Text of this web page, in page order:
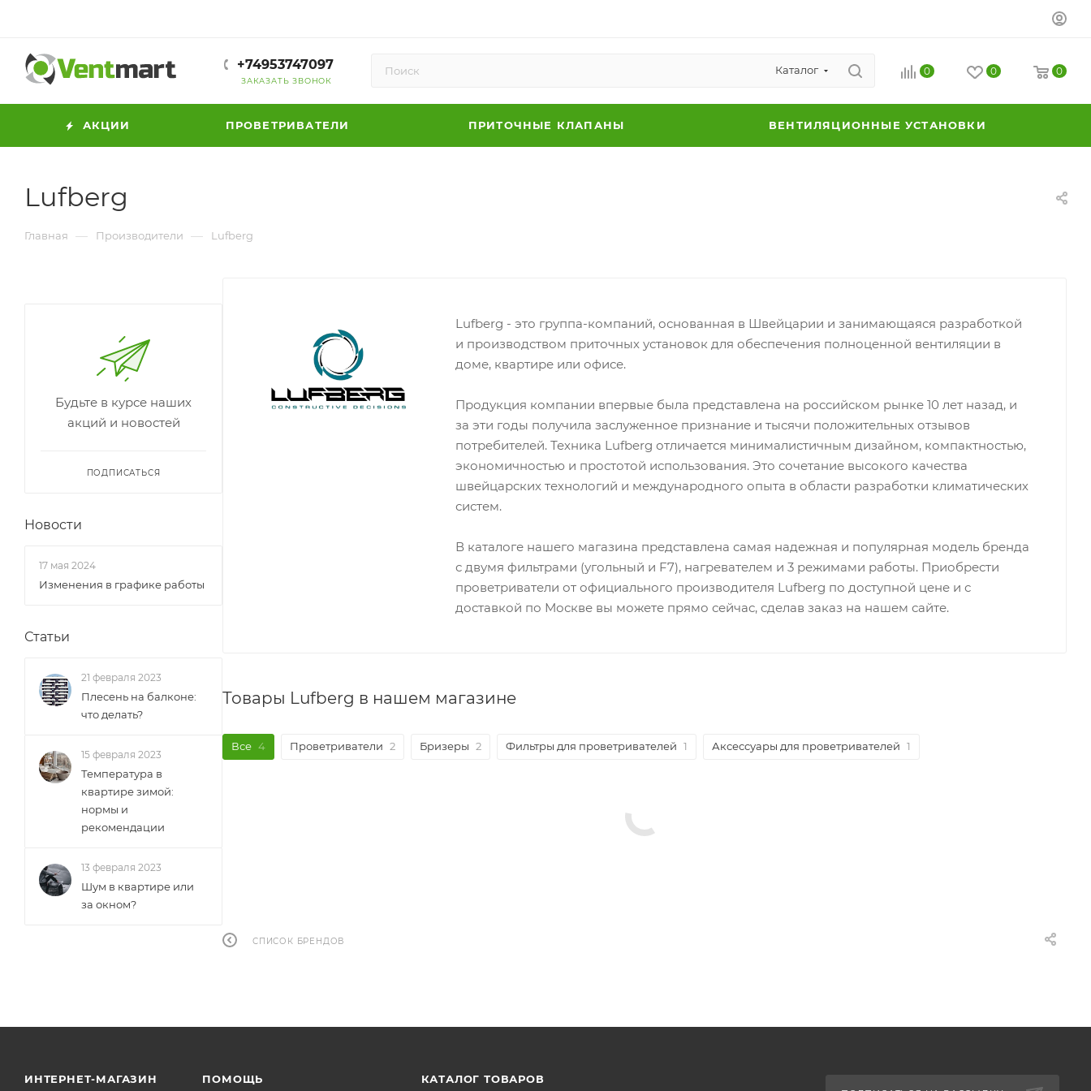
+74953747097
ЗАКАЗАТЬ ЗВОНОК
Каталог 0 0 0
АКЦИИ ПРОВЕТРИВАТЕЛИ ПРИТОЧНЫЕ КЛАПАНЫ ВЕНТИЛЯЦИОННЫЕ УСТАНОВКИ
Lufberg
Главная — Производители — Lufberg
Lufberg - это группа-компаний, основанная в Швейцарии и занимающаяся разработкой
и производством приточных установок для обеспечения полноценной вентиляции в
доме, квартире или офисе.
Продукция компании впервые была представлена на российском рынке 10 лет назад, и
за эти годы получила заслуженное признание и тысячи положительных отзывов
потребителей. Техника Lufberg отличается минималистичным дизайном, компактностью,
экономичностью и простотой использования. Это сочетание высокого качества
швейцарских технологий и международного опыта в области разработки климатических
систем.
В каталоге нашего магазина представлена самая надежная и популярная модель бренда
с двумя фильтрами (угольный и F7), нагревателем и 3 режимами работы. Приобрести
проветриватели от официального производителя Lufberg по доступной цене и с
доставкой по Москве вы можете прямо сейчас, сделав заказ на нашем сайте.
Товары Lufberg в нашем магазине
Все 4 Проветриватели 2 Бризеры 2 Фильтры для проветривателей 1 Аксессуары для проветривателей 1
СПИСОК БРЕНДОВ
Будьте в курсе наших
акций и новостей
ПОДПИСАТЬСЯ
Новости
17 мая 2024
Изменения в графике работы
Статьи
21 февраля 2023
Плесень на балконе:
что делать?
15 февраля 2023
Температура в
квартире зимой:
нормы и
рекомендации
13 февраля 2023
Шум в квартире или
за окном?
ИНТЕРНЕТ-МАГАЗИН
ПОМОЩЬ
КАТАЛОГ ТОВАРОВ